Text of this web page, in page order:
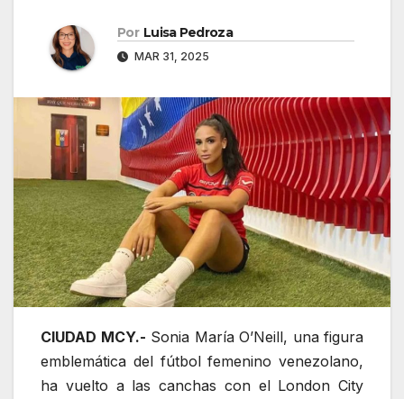
Por Luisa Pedroza
MAR 31, 2025
CIUDAD MCY.- Sonia María O’Neill, una figura
emblemática del fútbol femenino venezolano,
ha vuelto a las canchas con el London City